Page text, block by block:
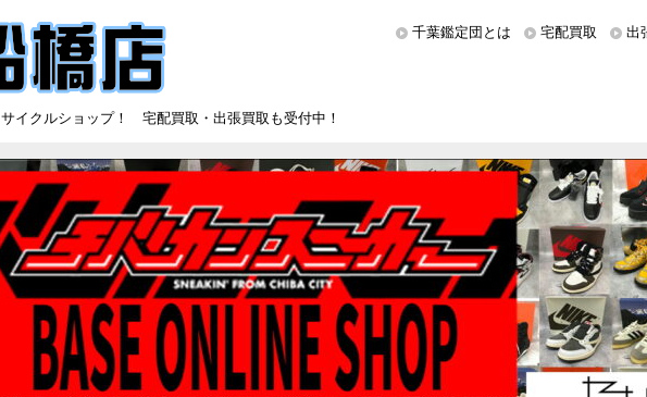
イクルショップ！ 宅配買取・出張買取も受付中！
千葉鑑定団とは 宅配買取 出